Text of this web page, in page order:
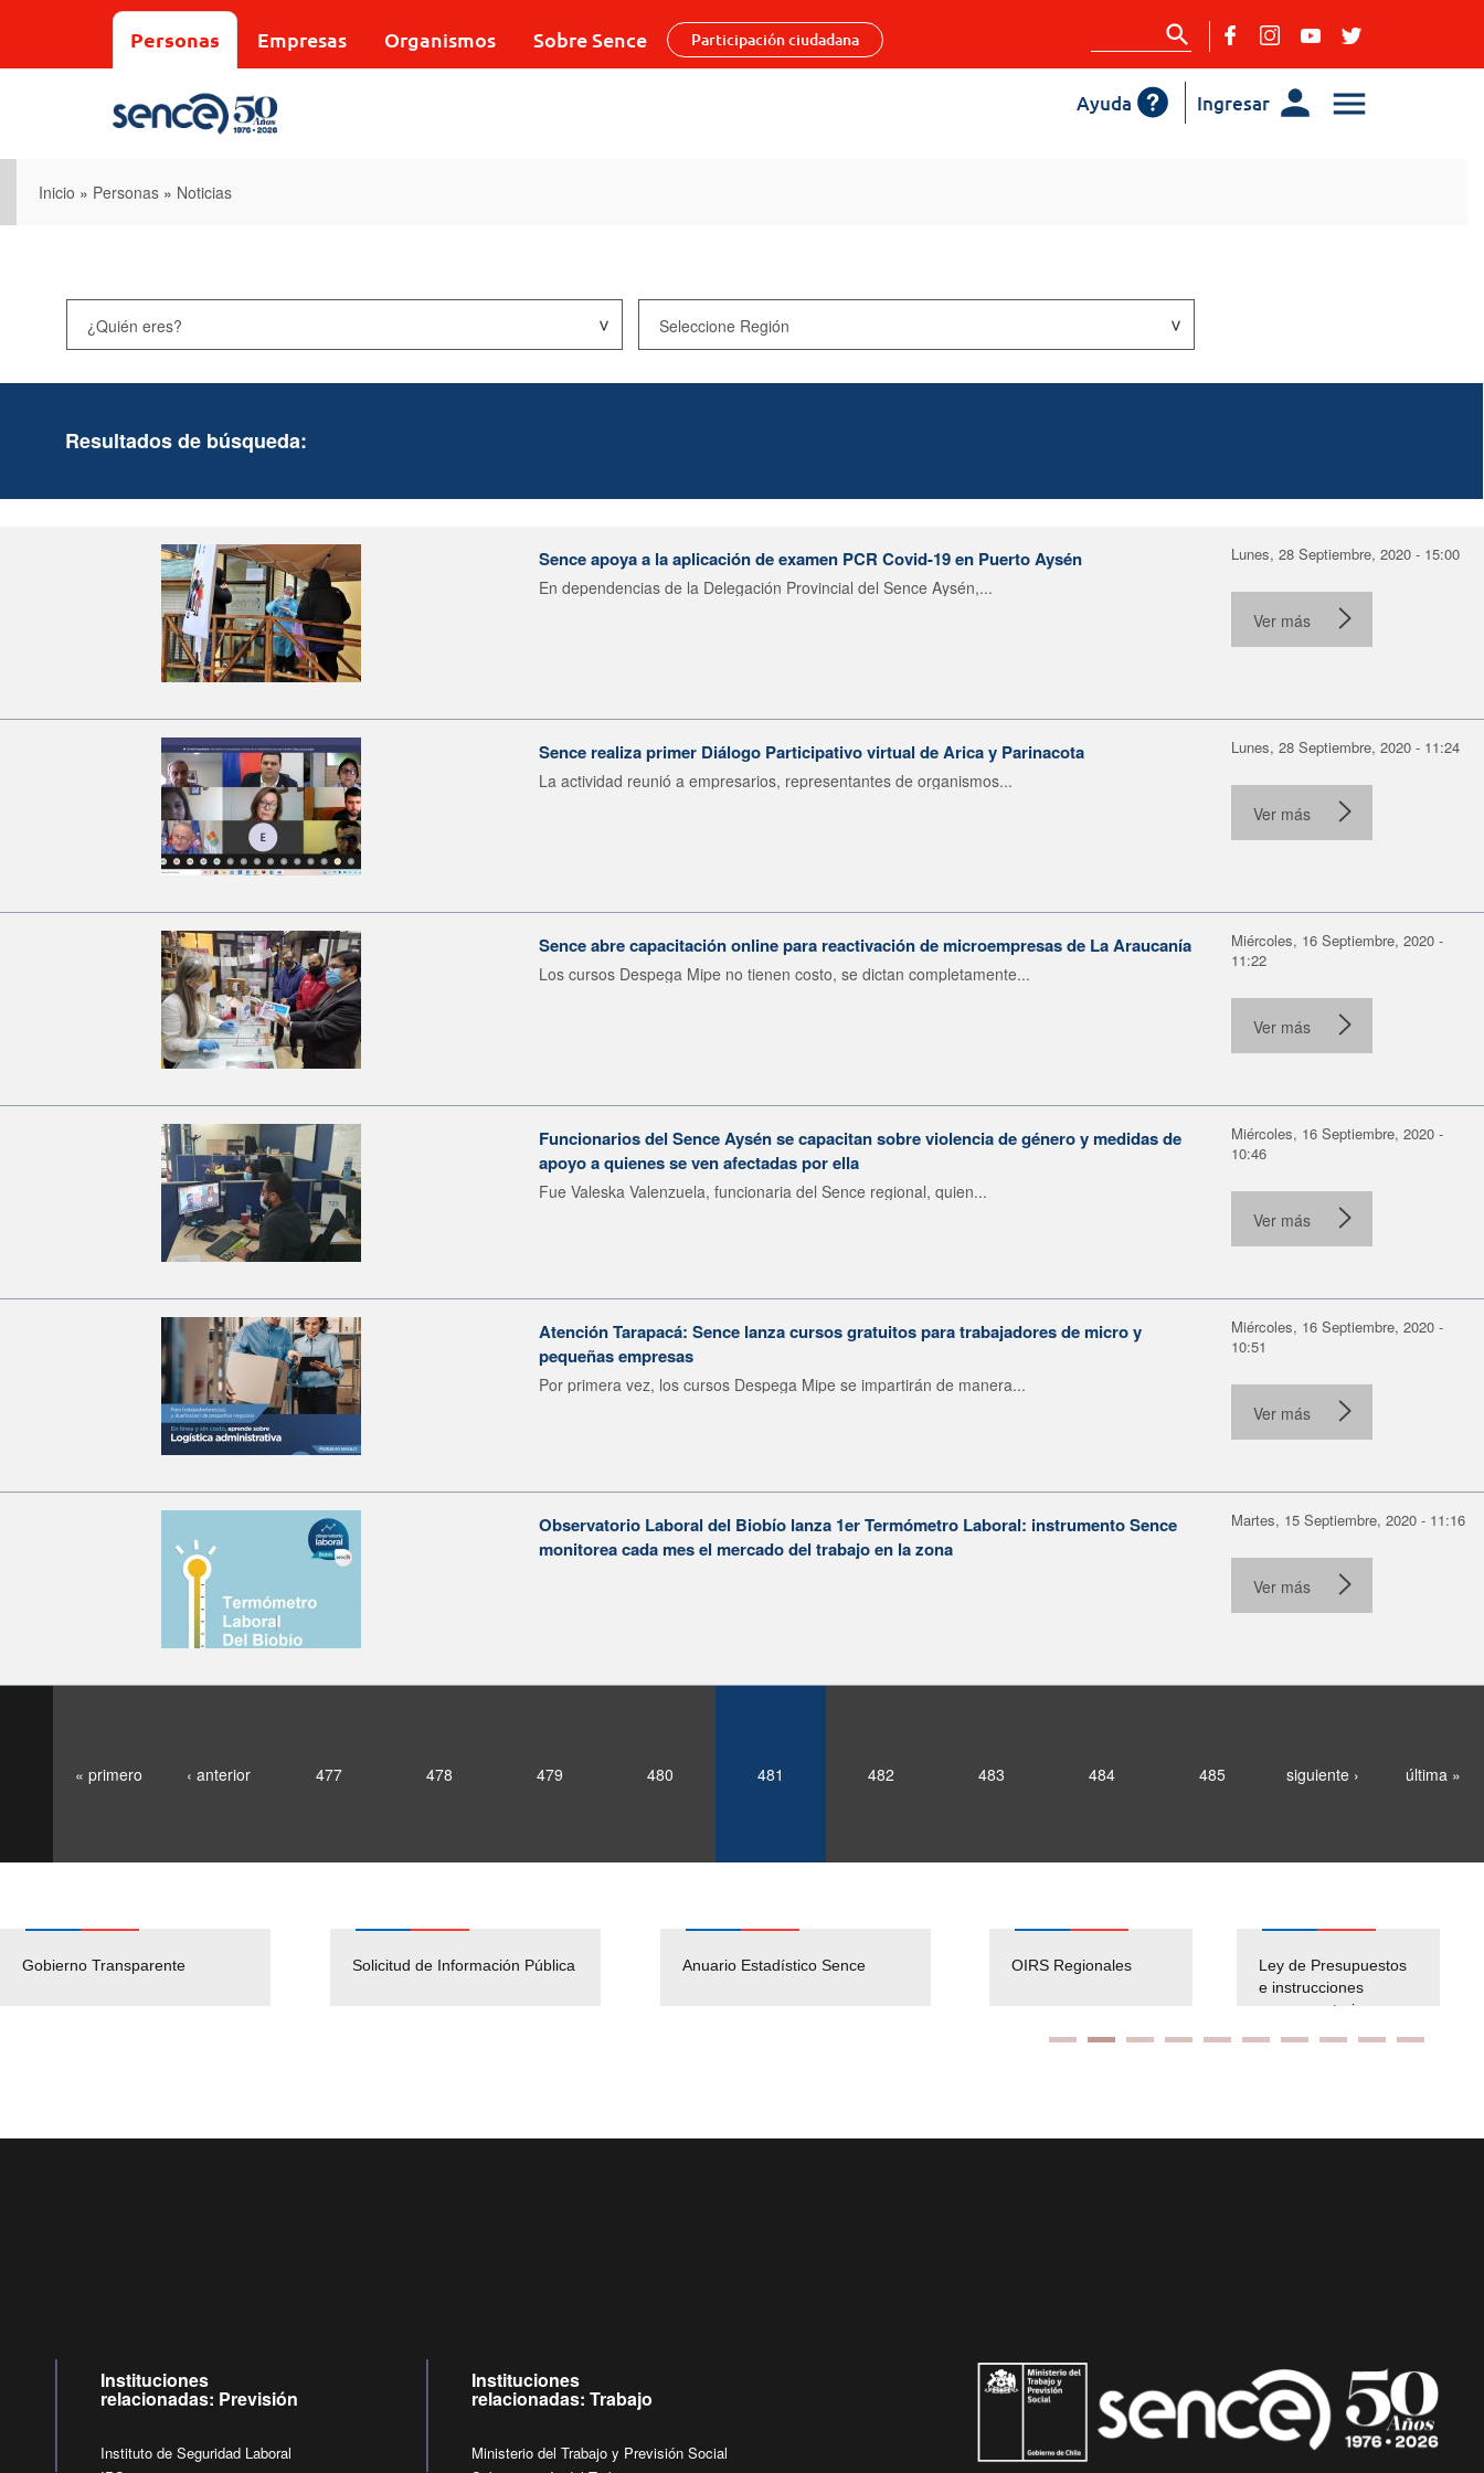
Personas Empresas Organismos Sobre Sence Participación ciudadana
Ingresar
Ayuda
Inicio » Personas » Noticias
Resultados de búsqueda:
Sence apoya a la aplicación de examen PCR Covid-19 en Puerto Aysén
En dependencias de la Delegación Provincial del Sence Aysén,...
Lunes, 28 Septiembre, 2020 - 15:00
Ver más
Sence realiza primer Diálogo Participativo virtual de Arica y Parinacota
La actividad reunió a empresarios, representantes de organismos...
Lunes, 28 Septiembre, 2020 - 11:24
Ver más
Sence abre capacitación online para reactivación de microempresas de La Araucanía
Los cursos Despega Mipe no tienen costo, se dictan completamente...
Miércoles, 16 Septiembre, 2020 -
11:22
Ver más
Funcionarios del Sence Aysén se capacitan sobre violencia de género y medidas de
apoyo a quienes se ven afectadas por ella
Fue Valeska Valenzuela, funcionaria del Sence regional, quien...
Miércoles, 16 Septiembre, 2020 -
10:46
Ver más
Atención Tarapacá: Sence lanza cursos gratuitos para trabajadores de micro y
pequeñas empresas
Por primera vez, los cursos Despega Mipe se impartirán de manera...
Miércoles, 16 Septiembre, 2020 -
10:51
Ver más
Observatorio Laboral del Biobío lanza 1er Termómetro Laboral: instrumento Sence
monitorea cada mes el mercado del trabajo en la zona
Martes, 15 Septiembre, 2020 - 11:16
Ver más
« primero ‹ anterior 477 478 479 480 481 482 483 484 485 siguiente › última »
Gobierno Transparente Solicitud de Información Pública Anuario Estadístico Sence
Pago Proveedores
Empleos Públicos
Solicitud Audiencias y
OIRS Regionales
Ley de Presupuestos
e instrucciones
presuspuetarias
Instituciones
relacionadas: Previsión
Instituto de Seguridad Laboral
Instituciones
relacionadas: Trabajo
Ministerio del Trabajo y Previsión Social